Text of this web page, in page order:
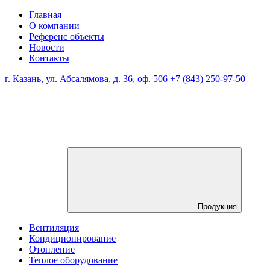
Главная
О компании
Референс объекты
Новости
Контакты
г. Казань, ул. Абсалямова, д. 36, оф. 506 +7 (843) 250-97-50
Продукция
Вентиляция
Кондиционирование
Отопление
Теплое оборудование